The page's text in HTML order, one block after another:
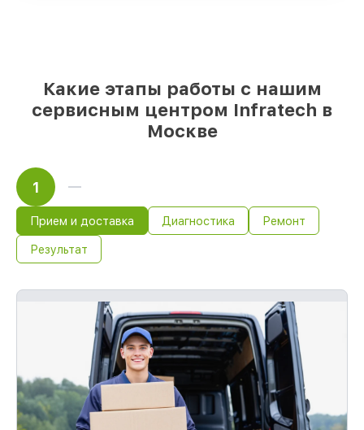
работ
Какие этапы работы с нашим
сервисным центром Infratech в
Москве
1
Прием и доставка Диагностика Ремонт
Результат